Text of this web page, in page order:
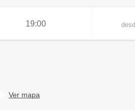
19:00
Ver mapa